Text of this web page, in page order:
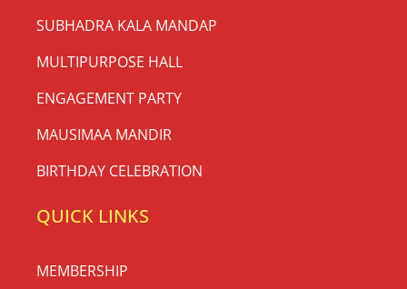
SUBHADRA KALA MANDAP
MULTIPURPOSE HALL
ENGAGEMENT PARTY
MAUSIMAA MANDIR
BIRTHDAY CELEBRATION
QUICK LINKS
MEMBERSHIP